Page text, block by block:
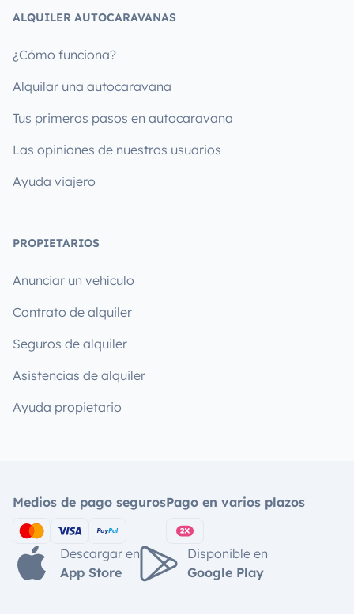
ALQUILER AUTOCARAVANAS
¿Cómo funciona?
Alquilar una autocaravana
Tus primeros pasos en autocaravana
Las opiniones de nuestros usuarios
Ayuda viajero
PROPIETARIOS
Anunciar un vehículo
Contrato de alquiler
Seguros de alquiler
Asistencias de alquiler
Ayuda propietario
Medios de pago segurosPago en varios plazos
Descargar en
App Store
Disponible en
Google Play